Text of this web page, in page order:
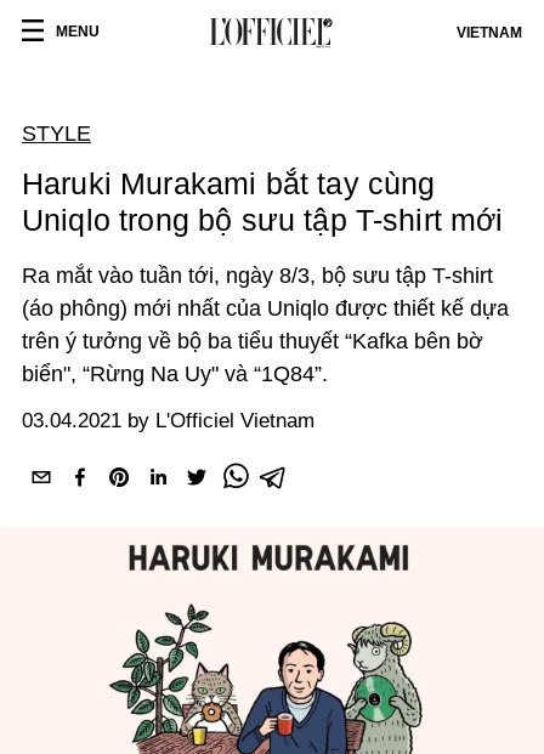
MENU VIETNAM
STYLE
Haruki Murakami bắt tay cùng
Uniqlo trong bộ sưu tập T-shirt mới
Ra mắt vào tuần tới, ngày 8/3, bộ sưu tập T-shirt
(áo phông) mới nhất của Uniqlo được thiết kế dựa
trên ý tưởng về bộ ba tiểu thuyết “Kafka bên bờ
biển", “Rừng Na Uy" và “1Q84”.
03.04.2021 by L'Officiel Vietnam